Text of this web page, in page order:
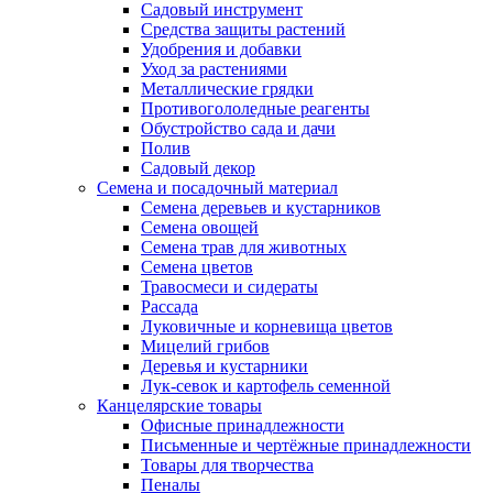
Садовый инструмент
Средства защиты растений
Удобрения и добавки
Уход за растениями
Металлические грядки
Противогололедные реагенты
Обустройство сада и дачи
Полив
Садовый декор
Семена и посадочный материал
Семена деревьев и кустарников
Семена овощей
Семена трав для животных
Семена цветов
Травосмеси и сидераты
Рассада
Луковичные и корневища цветов
Мицелий грибов
Деревья и кустарники
Лук-севок и картофель семенной
Канцелярские товары
Офисные принадлежности
Письменные и чертёжные принадлежности
Товары для творчества
Пеналы